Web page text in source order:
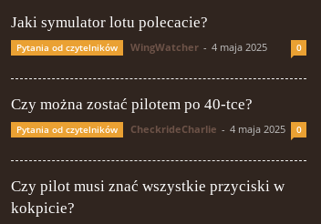
Jaki symulator lotu polecacie?
Pytania od czytelników WingWatcher - 4 maja 2025 0
Czy można zostać pilotem po 40-tce?
Pytania od czytelników CheckrideCharlie - 4 maja 2025 0
Czy pilot musi znać wszystkie przyciski w
kokpicie?